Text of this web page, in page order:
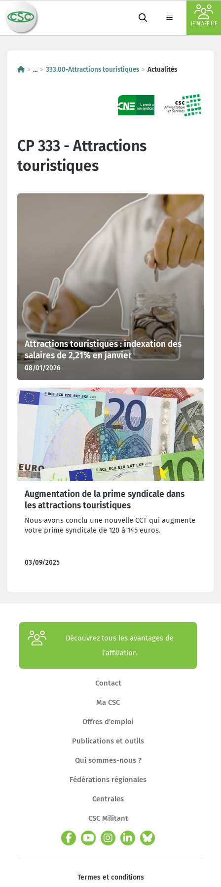
JE M'AFFILIE
... 333.00-Attractions touristiques Actualités
CP 333 - Attractions
touristiques
Dernières actualités
Attractions touristiques : indexation des
salaires de 2,21% en janvier
08/01/2026
Augmentation de la prime syndicale dans
les attractions touristiques
Nous avons conclu une nouvelle CCT qui augmente
votre prime syndicale de 120 à 145 euros.
03/09/2025
Découvrez tous les avantages de
l’affiliation
Contact
Ma CSC
Offres d'emploi
Publications et outils
Qui sommes-nous ?
Fédérations régionales
Centrales
CSC Militant
Termes et conditions